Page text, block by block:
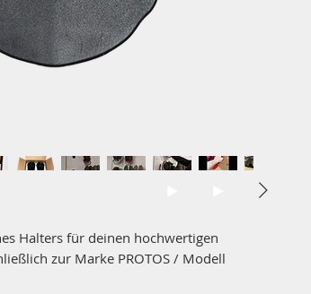
Halters für deinen hochwertigen
zur Marke PROTOS / Modell